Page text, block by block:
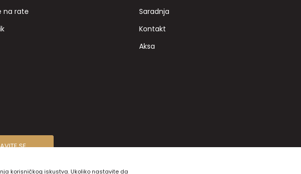
na rate
Saradnja
Kontakt
Aksa
SE
korisničkog iskustva. Ukoliko nastavite da